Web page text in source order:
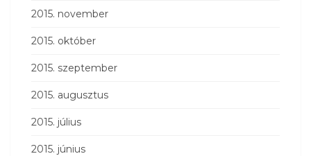
2015. november
2015. október
2015. szeptember
2015. augusztus
2015. július
2015. június